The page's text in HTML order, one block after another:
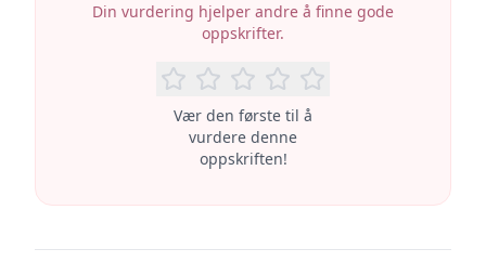
Din vurdering hjelper andre å finne gode
oppskrifter.
Vær den første til å
vurdere denne
oppskriften!